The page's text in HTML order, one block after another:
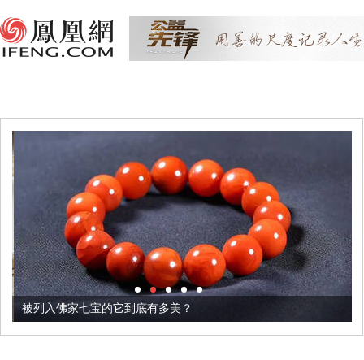
被列入佛家七宝的它到底有多美？